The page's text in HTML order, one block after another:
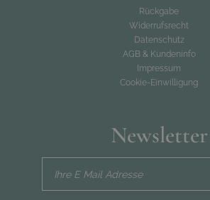
Rückgabe
Widerrufsrecht
Datenschutz
AGB & Kundeninfo
Impressum
Cookie-Einwilligung
Newsletter
Ihre E Mail Adresse